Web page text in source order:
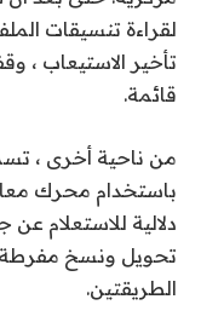
لقراءة تنسيقات
تأخير الاستيعاب ،
قائمة.
من ناحية أخرى ،
باستخدام محرك
دلالية للاستعلام
تحويل ونسخ مفرطة
الطريقتين.